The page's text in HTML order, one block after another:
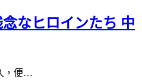
念なヒロインたち 中
，便…